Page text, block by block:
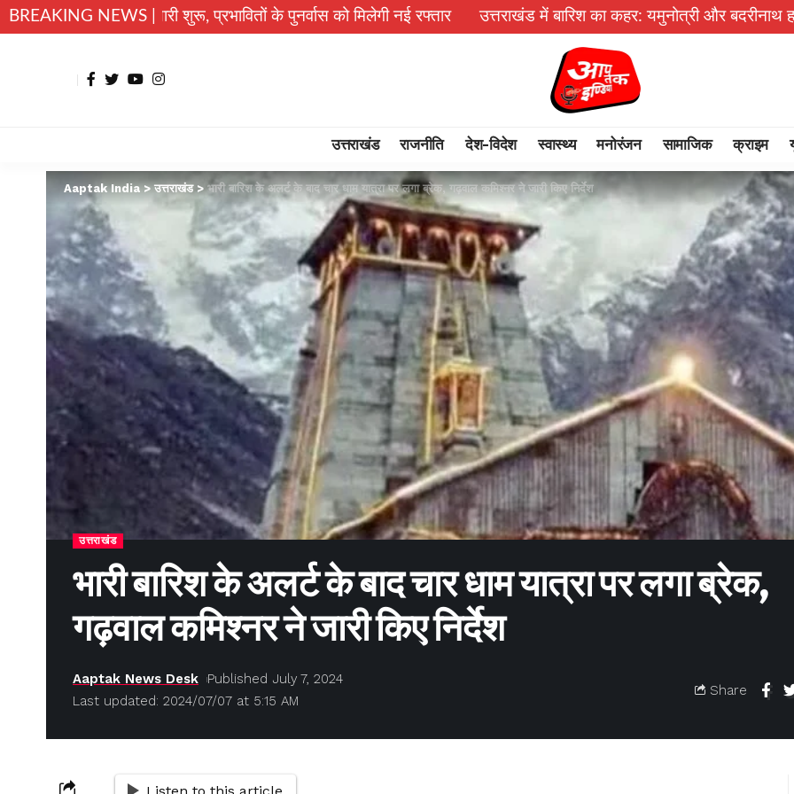
BREAKING NEWS |
शुरू, प्रभावितों के पुनर्वास को मिलेगी नई रफ्तार उत्तराखंड में बारिश का कहर: यमुनोत्री और बदरीनाथ हाईवे पर भूस्खलन, कई
उत्तराखंड राजनीति देश-विदेश स्वास्थ्य मनोरंजन सामाजिक क्राइम
Aaptak India>उत्तराखंड>भारी बारिश के अलर्ट के बाद चार धाम यात्रा पर लगा ब्रेक, गढ़वाल कमिश्नर ने जारी किए निर्देश
उत्तराखंड
भारी बारिश के अलर्ट के बाद चार धाम यात्रा पर लगा ब्रेक,
गढ़वाल कमिश्नर ने जारी किए निर्देश
Last updated: 2024/07/07 at 5:15 AM
Aaptak News Desk Published July 7, 2024
Share